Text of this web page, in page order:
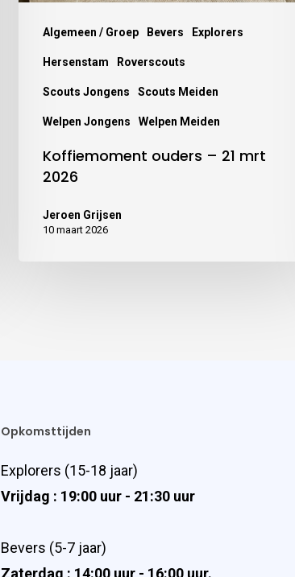
Algemeen / Groep Bevers Explorers
Hersenstam Roverscouts
Scouts Jongens Scouts Meiden
Welpen Jongens Welpen Meiden
Koffiemoment ouders – 21 mrt
2026
Jeroen Grijsen
10 maart 2026
Opkomsttijden
Explorers (15-18 jaar)
Vrijdag : 19:00 uur - 21:30 uur
Bevers (5-7 jaar)
Zaterdag : 14:00 uur - 16:00 uur.